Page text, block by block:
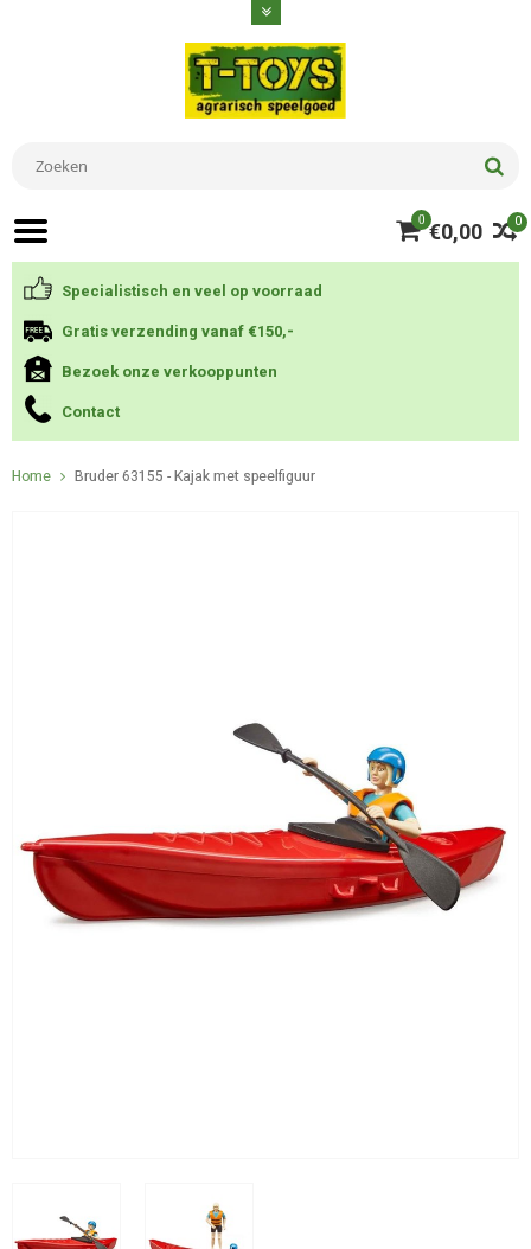
0
0 €0,00
Specialistisch en veel op voorraad
Gratis verzending vanaf €150,-
Bezoek onze verkooppunten
Contact
Home Bruder 63155 - Kajak met speelfiguur